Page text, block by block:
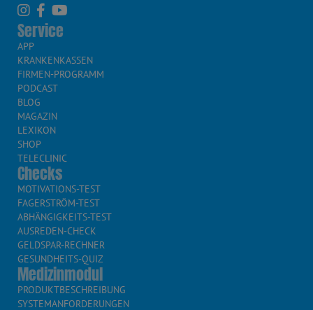
Service
APP
KRANKENKASSEN
FIRMEN-PROGRAMM
PODCAST
BLOG
MAGAZIN
LEXIKON
SHOP
TELECLINIC
Checks
MOTIVATIONS-TEST
FAGERSTRÖM-TEST
ABHÄNGIGKEITS-TEST
AUSREDEN-CHECK
GELDSPAR-RECHNER
GESUNDHEITS-QUIZ
Medizinmodul
PRODUKTBESCHREIBUNG
SYSTEMANFORDERUNGEN